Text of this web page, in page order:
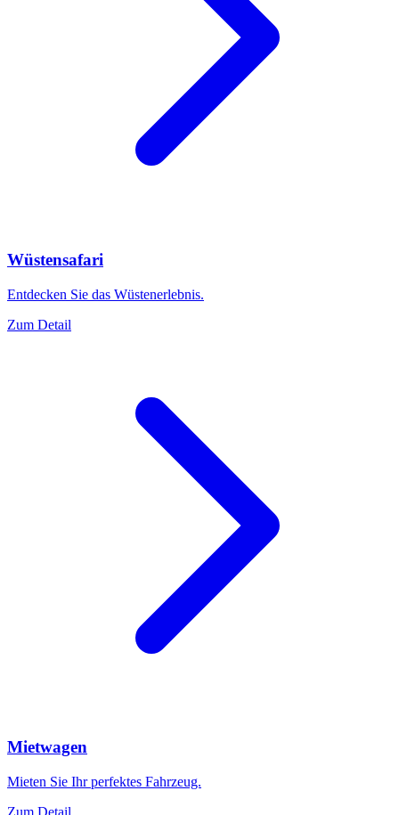
Wüstensafari
Entdecken Sie das Wüstenerlebnis.
Zum Detail
Mietwagen
Mieten Sie Ihr perfektes Fahrzeug.
Zum Detail